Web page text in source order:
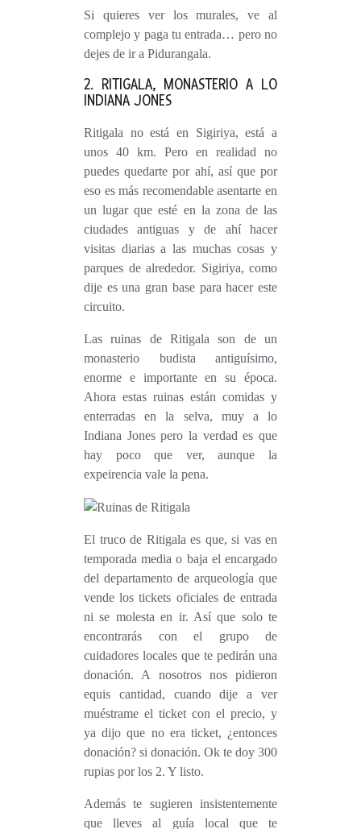
Si quieres ver los murales, ve al
complejo y paga tu entrada… pero no
dejes de ir a Pidurangala.
2. RITIGALA, MONASTERIO A LO
INDIANA JONES
Ritigala no está en Sigiriya, está a
unos 40 km. Pero en realidad no
puedes quedarte por ahí, así que por
eso es más recomendable asentarte en
un lugar que esté en la zona de las
ciudades antiguas y de ahí hacer
visitas diarias a las muchas cosas y
parques de alrededor. Sigiriya, como
dije es una gran base para hacer este
circuito.
Las ruinas de Ritigala son de un
monasterio budista antiguísimo,
enorme e importante en su época.
Ahora estas ruinas están comidas y
enterradas en la selva, muy a lo
Indiana Jones pero la verdad es que
hay poco que ver, aunque la
expeirencia vale la pena.
El truco de Ritigala es que, si vas en
temporada media o baja el encargado
del departamento de arqueología que
vende los tickets oficiales de entrada
ni se molesta en ir. Así que solo te
encontrarás con el grupo de
cuidadores locales que te pedirán una
donación. A nosotros nos pidieron
equis cantidad, cuando dije a ver
muéstrame el ticket con el precio, y
ya dijo que no era ticket, ¿entonces
donación? si donación. Ok te doy 300
rupias por los 2. Y listo.
Además te sugieren insistentemente
que lleves al guía local que te